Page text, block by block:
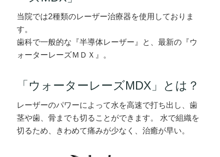
当院では2種類のレーザー治療器を使用しておりま
す。
歯科で一般的な『半導体レーザー』と、最新の『ウ
ォーターレーズＭＤＸ』。
「ウォーターレーズMDX」とは？
レーザーのパワーによって水を高速で打ち出し、歯
茎や歯、骨までも切ることができます。 水で組織を
切るため、きわめて痛みが少なく、治癒が早い。